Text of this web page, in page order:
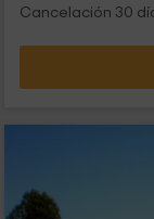
Cancelación 30